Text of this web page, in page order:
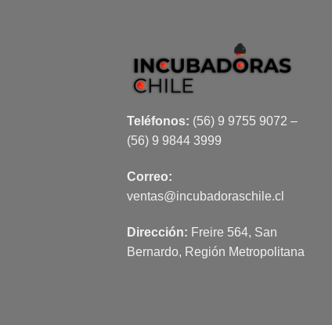
Teléfonos: (56) 9 9755 9072 –
(56) 9 9844 3999
Correo:
ventas@incubadoraschile.cl
Dirección: Freire 564, San
Bernardo, Región Metropolitana